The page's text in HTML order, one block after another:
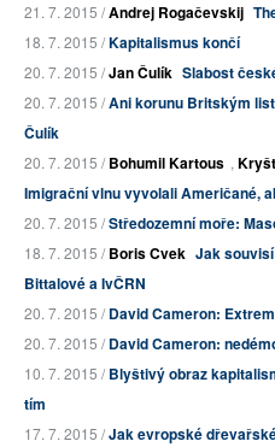
21. 7. 2015 /Andrej Rogačevskij
18. 7. 2015 /Kapitalismus končí
20. 7. 2015 /Jan Čulík Slabost
20. 7. 2015 /Ani korunu Britským
Čulík
20. 7. 2015 /Bohumil Kartous ,
Imigrační vlnu vyvolali Američané,
20. 7. 2015 /Středozemní moře:
18. 7. 2015 /Boris Cvek Jak
Bittalové a IvČRN
20. 7. 2015 /David Cameron:
20. 7. 2015 /David Cameron:
10. 7. 2015 /Blyštivý obraz
tím
17. 7. 2015 /Jak evropské